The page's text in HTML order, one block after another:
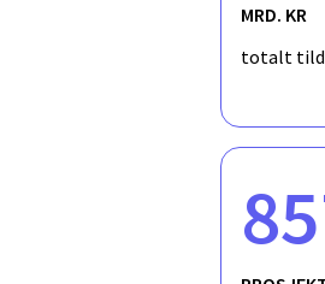
MRD. KR
totalt